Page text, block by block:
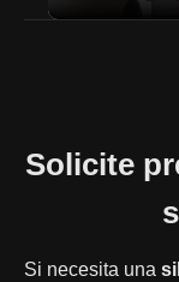
Solicite
Si necesita una